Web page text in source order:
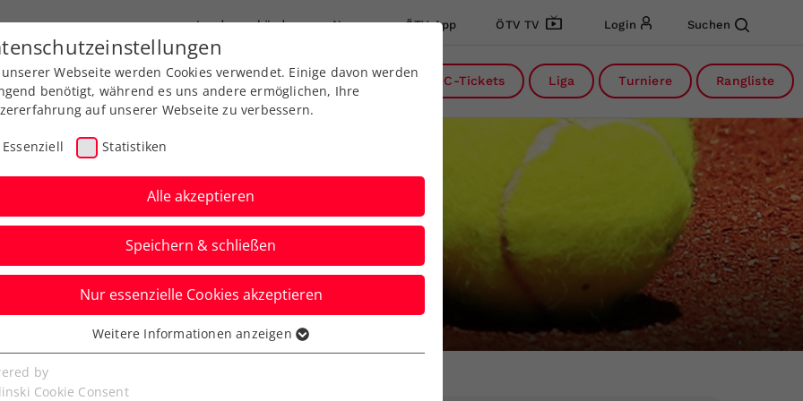
Landesverbände News ÖTV App ÖTV TV Login Suchen
Ausbildung Services Über uns DC-Tickets Liga Turniere Rangliste
Aktuelle News
Webseite werden Cookies verwendet. Einige davon werden
benötigt, während es uns andere ermöglichen, Ihre
auf unserer Webseite zu verbessern.
Essenziell Statistiken
Alle akzeptieren
Speichern & schließen
Nur essenzielle Cookies akzeptieren
Cookies werden für grundlegende Funktionen der
benötigt. Dadurch ist gewährleistet, dass die Webseite
Weitere Informationen anzeigen
by
Cookie Consent